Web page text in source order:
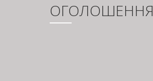
ОГОЛОШЕННЯ